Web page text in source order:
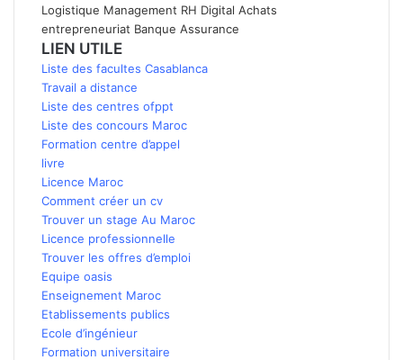
Logistique Management RH Digital Achats
entrepreneuriat Banque Assurance
LIEN UTILE
Liste des facultes Casablanca
Travail a distance
Liste des centres ofppt
Liste des concours Maroc
Formation centre d’appel
livre
Licence Maroc
Comment créer un cv
Trouver un stage Au Maroc
Licence professionnelle
Trouver les offres d’emploi
Equipe oasis
Enseignement Maroc
Etablissements publics
Ecole d’ingénieur
Formation universitaire